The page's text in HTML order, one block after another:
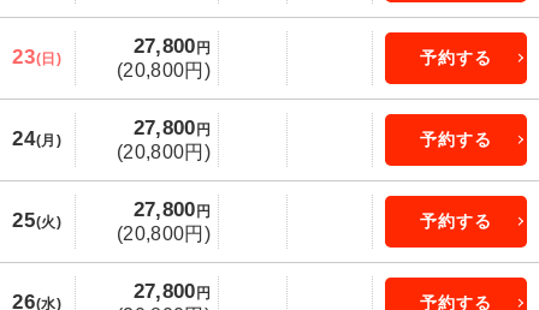
23(日)
27,800 円
(20,800円)
予約する
24(月)
27,800 円
(20,800円)
予約する
25(火)
27,800 円
(20,800円)
予約する
26(水)
27,800 円
予約する